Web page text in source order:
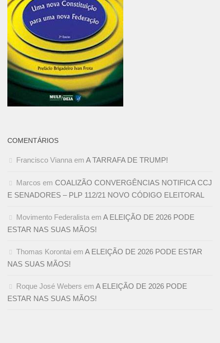
COMENTÁRIOS
Francisco Viannaem A TARRAFA DE TRUMP!
Marcos em COALIZÃO CONVERGÊNCIAS NOTIFICA CCJ
E SENADORES – PLP 112/21 NOVO CÓDIGO ELEITORAL
Movimento Federalistaem A ELEIÇÃO DE 2026 PODE
ESTAR NAS SUAS MÃOS!
Thomas Korontai em A ELEIÇÃO DE 2026 PODE ESTAR
NAS SUAS MÃOS!
Roque José Webers em A ELEIÇÃO DE 2026 PODE
ESTAR NAS SUAS MÃOS!